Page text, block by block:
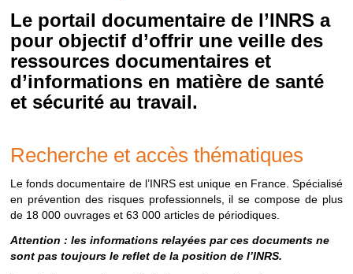
Le portail documentaire de l’INRS a
pour objectif d’offrir une veille des
ressources documentaires et
d’informations en matière de santé
et sécurité au travail.
Recherche et accès thématiques
Le fonds documentaire de l’INRS est unique en France. Spécialisé
en prévention des risques professionnels, il se compose de plus
de 18 000 ouvrages et 63 000 articles de périodiques.
Attention : les informations relayées par ces documents ne
sont pas toujours le reflet de la position de l’INRS.